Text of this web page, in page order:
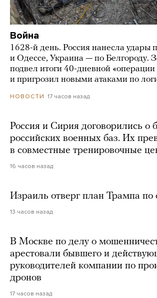
Война
1628-й день. Россия нанесла удары
и Одессе, Украина — по Белгороду.
подвел итоги 40-дневной «операции
и пригрозил новыми атаками по
НОВОСТИ 17 часов назад
Россия и Сирия договорились о
российских военных баз. Их
в совместные тренировочные
16 часов назад
Израиль отверг план Трампа по
13 часов назад
В Москве по делу о
арестовали бывшего и
руководителей компании по
дронов
17 часов назад